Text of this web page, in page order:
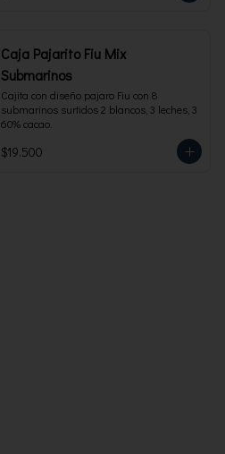
Caja Pajarito Fiu Mix
Submarinos
Cajita con diseño pajaro Fiu con 8
submarinos surtidos 2 blancos, 3 leches, 3
60% cacao.
$19.500